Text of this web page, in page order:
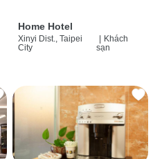
Home Hotel
Xinyi Dist., Taipei
City
Khách
sạn